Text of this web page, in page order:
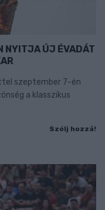
NYITJA ÚJ ÉVADÁT
szeptember 7-én
a klasszikus
Szólj hozzá!